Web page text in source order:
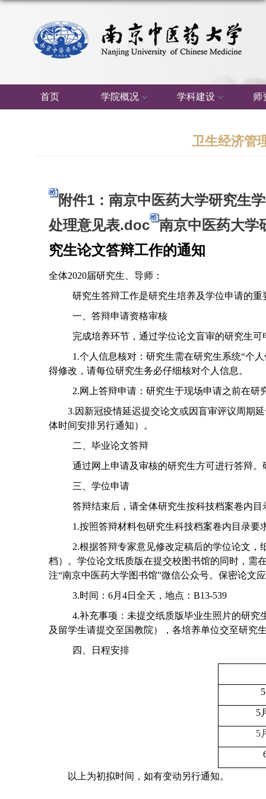
首页 学院概况 学科建设 师
卫生经济管
附件1：南京中医药大学研究生
处理意见表.doc 南京中医药大学
究生论文答辩工作的通知
全体2020届研究生、导师：
研究生答辩工作是研究生培养及学位申请的
一、答辩申请资格审核
完成培养环节，通过学位论文盲审的研究生
1.个人信息核对： 研究生需在研究生系统“个
得修改，请每位研究生务必仔细核对个人信息。
2.网上答辩申请： 研究生于现场申请之前在研
3.因新冠疫情延迟提交论文或因盲审评议周期
体时间安排另行通知）。
二、毕业论文答辩
通过网上申请及审核的研究生方可进行答辩
三、学位申请
答辩结束后，请全体研究生按科技档案卷内
1.按照答辩材料包研究生科技档案卷内目录要
2.根据答辩专家意见修改定稿后的学位论文，
档）。学位论文纸质版在提交校图书馆的同时，需
注“南京中医药大学图书馆”微信公众号。保密论文
3.时间： 6月 4日全天，地点： B13-539
4.补充事项：未提交纸质版毕业生照片的研究
及留学生请提交至国教院），各培养单位交至研究
四、日程安排
5
5
5
以上为初拟时间，如有变动另行通知。